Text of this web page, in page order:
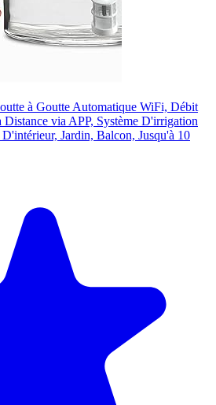
à Goutte Automatique WiFi, Débit
Distance via APP, Système D'irrigation
Jardin, Balcon, Jusqu'à 10